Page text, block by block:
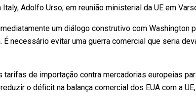
Adolfo Urso, em reunião ministerial da UE em
um diálogo construtivo com Washington
necessário evitar uma guerra comercial que seria
tarifas de importação contra mercadorias europeias
o déficit na balança comercial dos EUA com a